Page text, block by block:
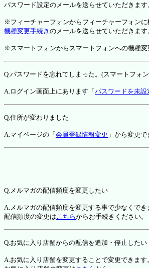
パスワード設定のメールを送らせていただきます
※フィーチャーフォンからフィーチャーフォンに
機種変更手続き のメールを送らせていただきます
※スマートフォンからスマートフォンへの機種
Q.パスワードを忘れてしまった。(スマートフォ
A.ログイン画面上にあります「 パスワードを未
Q.住所が変わりました
A.マイページの「 会員登録情報変更 」から変更で
Q.メルマガの配信頻度を変更したい
A.メルマガの配信頻度を変更する事で少なくでき
配信頻度の変更はこちらからお手続きください。
Q.お気に入り店舗からの配信を追加・停止したい
A.お気に入り店舗を変更することで変更できます